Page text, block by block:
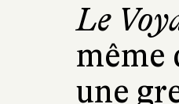
Le
même
une